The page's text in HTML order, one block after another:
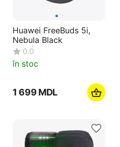
Huawei FreeBuds 5i,
Nebula Black
0.0
în stoc
1 699 MDL